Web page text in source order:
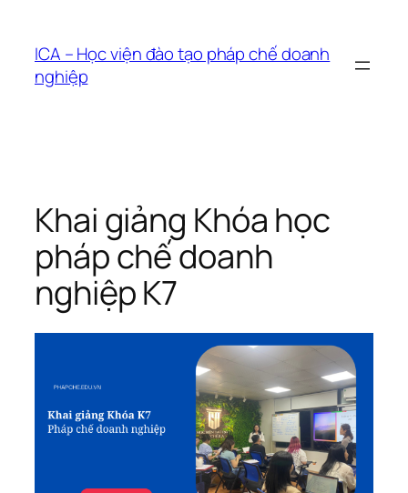
phầnICA – Học viện đào tạo pháp chế doanh
nghiệp
Khai giảng Khóa học
pháp chế doanh
nghiệp K7